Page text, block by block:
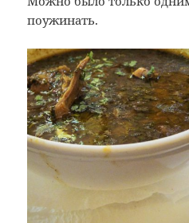
поужинать.